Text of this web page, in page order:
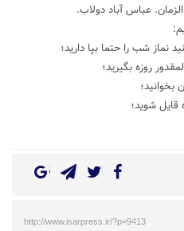
عباس آباد دولاب.
http://www.isarpress.ir/?p=9413